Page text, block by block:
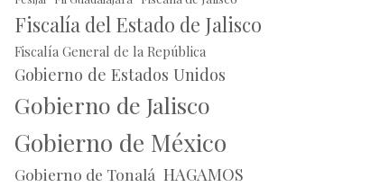
Fiscalía del Estado de Jalisco
Fiscalía General de la República
Gobierno de Estados Unidos
Gobierno de Jalisco
Gobierno de México
Gobierno de Tonalá HAGAMOS